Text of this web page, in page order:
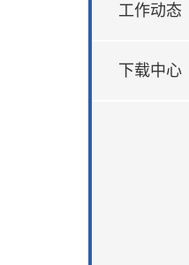
工作动态
下载中心